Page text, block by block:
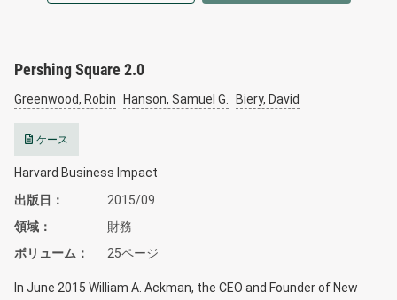
Pershing Square 2.0
Greenwood, Robin Hanson, Samuel G. Biery, David
ケース
Harvard Business Impact
出版日
2015/09
領域
財務
ボリューム
25ページ
In June 2015 William A. Ackman, the CEO and Founder of New